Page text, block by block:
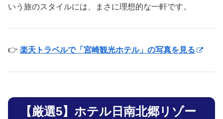
いう旅のスタイルには、まさに理想的な一軒です。
👉 楽天トラベルで「宮崎観光ホテル」の写真を見る
【厳選5】ホテル日南北郷リゾー